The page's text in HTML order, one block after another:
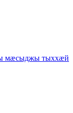
мæсыджы тыххæй